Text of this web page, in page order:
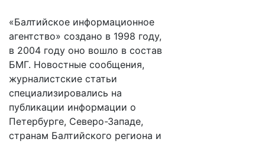
«Балтийское информационное
агентство» создано в 1998 году,
в 2004 году оно вошло в состав
БМГ. Новостные сообщения,
журналистские статьи
специализировались на
публикации информации о
Петербурге, Северо-Западе,
странам Балтийского региона и